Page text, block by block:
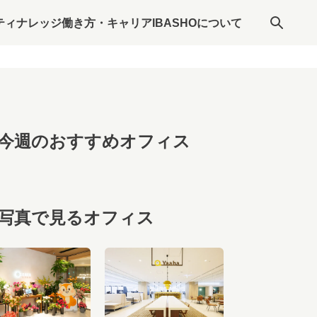
ィナレッジ働き方・キャリア IBASHOについて
週のおすすめオフィス
真で見るオフィス